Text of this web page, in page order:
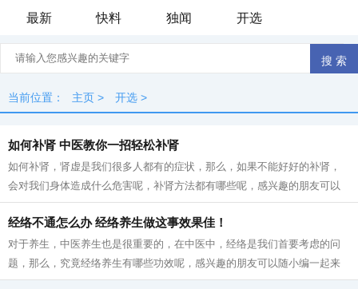
最新
快料 独闻 开选
当前位置： 主页 > 开选 >
如何补肾 中医教你一招轻松补肾
如何补肾，肾虚是我们很多人都有的症状，那么，如果不能好好的补肾，
会对我们身体造成什么危害呢，补肾方法都有哪些呢，感兴趣的朋友可以
随小编一起来了解一下哦!! 如何补肾中...
经络不通怎么办 经络养生做这事效果佳！
对于养生，中医养生也是很重要的，在中医中，经络是我们首要考虑的问
题，那么，究竟经络养生有哪些功效呢，感兴趣的朋友可以随小编一起来
了解一下哦！！ 经络的重要性不言而喻...